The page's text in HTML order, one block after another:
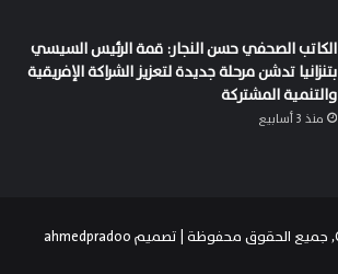
الكاتب الصحفي حسن النجار: قمة الرئيس السيسي
بتنزانيا تدشن مرحلة جديدة لتعزيز الشراكة الإفريقية
والتنمية المشتركة
منذ 3 أسابيع
ahmedpradoo